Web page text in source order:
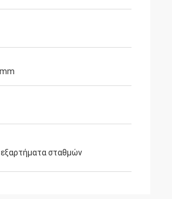
εξαρτήματα σταθμών